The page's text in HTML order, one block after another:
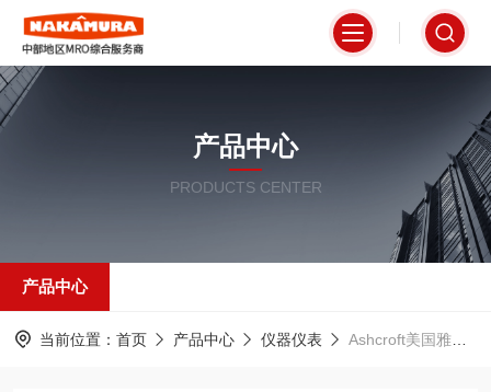
产品中心
PRODUCTS CENTER
产品中心
当前位置： 首页 产品中心 仪器仪表 Ashcroft美国雅斯科